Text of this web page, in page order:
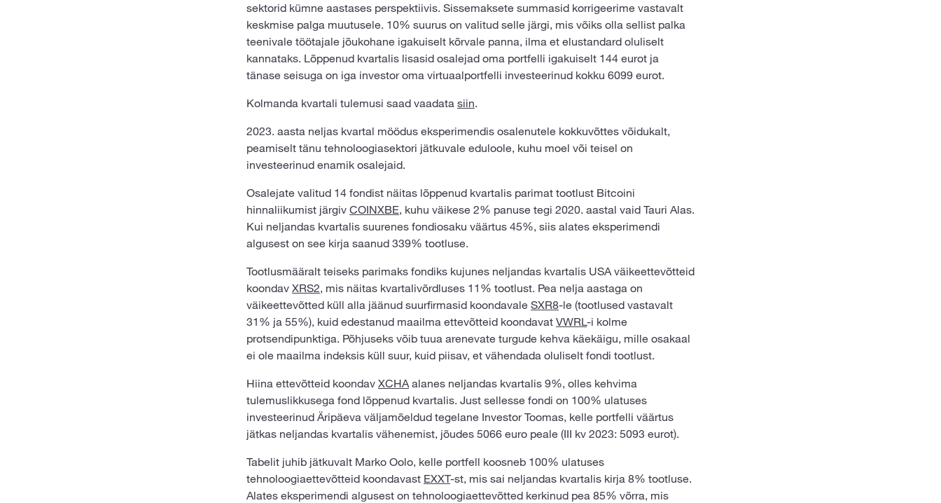
sektorid kümne aastases perspektiivis. Sissemaksete summasid korrigeerime vastavalt
keskmise palga muutusele. 10% suurus on valitud selle järgi, mis võiks olla sellist palka
teenivale töötajale jõukohane igakuiselt kõrvale panna, ilma et elustandard oluliselt
kannataks. Lõppenud kvartalis lisasid osalejad oma portfelli igakuiselt 144 eurot ja
tänase seisuga on iga investor oma virtuaalportfelli investeerinud kokku 6099 eurot.
Kolmanda kvartali tulemusi saad vaadata siin.
2023. aasta neljas kvartal möödus eksperimendis osalenutele kokkuvõttes võidukalt,
peamiselt tänu tehnoloogiasektori jätkuvale eduloole, kuhu moel või teisel on
investeerinud enamik osalejaid.
Osalejate valitud 14 fondist näitas lõppenud kvartalis parimat tootlust Bitcoini
hinnaliikumist järgiv COINXBE, kuhu väikese 2% panuse tegi 2020. aastal vaid Tauri Alas.
Kui neljandas kvartalis suurenes fondiosaku väärtus 45%, siis alates eksperimendi
algusest on see kirja saanud 339% tootluse.
Tootlusmääralt teiseks parimaks fondiks kujunes neljandas kvartalis USA väikeettevõtteid
koondav XRS2, mis näitas kvartalivõrdluses 11% tootlust. Pea nelja aastaga on
väikeettevõtted küll alla jäänud suurfirmasid koondavale SXR8-le (tootlused vastavalt
31% ja 55%), kuid edestanud maailma ettevõtteid koondavat VWRL-i kolme
protsendipunktiga. Põhjuseks võib tuua arenevate turgude kehva käekäigu, mille osakaal
ei ole maailma indeksis küll suur, kuid piisav, et vähendada oluliselt fondi tootlust.
Hiina ettevõtteid koondav XCHAalanes neljandas kvartalis 9%, olles kehvima
tulemuslikkusega fond lõppenud kvartalis. Just sellesse fondi on 100% ulatuses
investeerinud Äripäeva väljamõeldud tegelane Investor Toomas, kelle portfelli väärtus
jätkas neljandas kvartalis vähenemist, jõudes 5066 euro peale (III kv 2023: 5093 eurot).
Tabelit juhib jätkuvalt Marko Oolo, kelle portfell koosneb 100% ulatuses
tehnoloogiaettevõtteid koondavast EXXT-st, mis sai neljandas kvartalis kirja 8% tootluse.
Alates eksperimendi algusest on tehnoloogiaettevõtted kerkinud pea 85% võrra, mis